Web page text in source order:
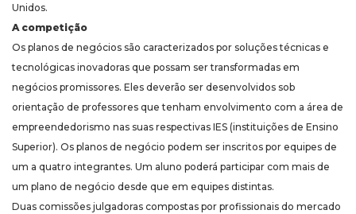
Unidos.
A competição
Os planos de negócios são caracterizados por soluções técnicas e
tecnológicas inovadoras que possam ser transformadas em
negócios promissores. Eles deverão ser desenvolvidos sob
orientação de professores que tenham envolvimento com a área de
empreendedorismo nas suas respectivas IES (instituições de Ensino
Superior). Os planos de negócio podem ser inscritos por equipes de
um a quatro integrantes. Um aluno poderá participar com mais de
um plano de negócio desde que em equipes distintas.
Duas comissões julgadoras compostas por profissionais do mercado